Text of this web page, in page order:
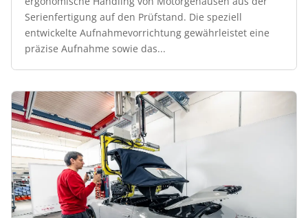
Serienfertigung auf den Prüfstand. Die speziell
entwickelte Aufnahmevorrichtung gewährleistet eine
präzise Aufnahme sowie das...